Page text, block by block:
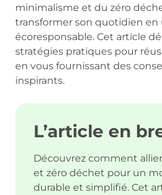
minimalisme et du zéro
transformer son quotidien en
écoresponsable. Cet article
stratégies pratiques pour
en vous fournissant des
inspirants.
L’article en
Découvrez comment
et zéro déchet pour un
durable et simplifié. Cet